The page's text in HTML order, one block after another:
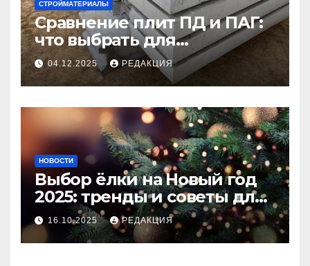
СТРОЙМАТЕРИАЛЫ
Сравнение плит ПД и ПАГ:
что выбрать для
долговечного и прочного
покрытия
04.12.2025 РЕДАКЦИЯ
НОВОСТИ
Выбор ёлки на Новый год
2025: тренды и советы для
идеального праздника
16.10.2025 РЕДАКЦИЯ